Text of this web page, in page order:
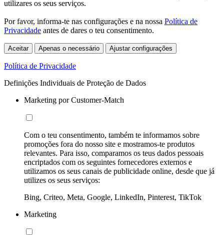
utilizares os seus serviços.
Por favor, informa-te nas configurações e na nossa Política de
Privacidade antes de dares o teu consentimento.
Aceitar Apenas o necessário Ajustar configurações
Política de Privacidade
Definições Individuais de Proteção de Dados
Marketing por Customer-Match
Com o teu consentimento, também te informamos sobre
promoções fora do nosso site e mostramos-te produtos
relevantes. Para isso, comparamos os teus dados pessoais
encriptados com os seguintes fornecedores externos e
utilizamos os seus canais de publicidade online, desde que já
utilizes os seus serviços:
Bing, Criteo, Meta, Google, LinkedIn, Pinterest, TikTok
Marketing